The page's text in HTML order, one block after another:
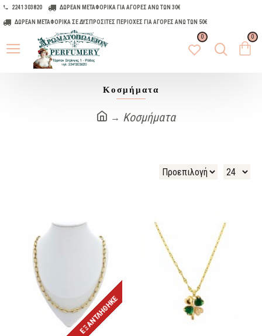
2241 303820 ΔΩΡΕΑΝ ΜΕΤΑΦΟΡΙΚΑ ΓΙΑ ΑΓΟΡΕΣ ΑΝΩ ΤΩΝ 30€
ΔΩΡΕΑΝ ΜΕΤΑΦΟΡΙΚΑ ΣΕ ΔΥΣΠΡΟΣΙΤΕΣ ΠΕΡΙΟΧΕΣ ΓΙΑ ΑΓΟΡΕΣ ΑΝΩ ΤΩΝ 50€
0 0
Κοσμήματα
Κοσμήματα
ΕΞΑΝΤΛΉΘΗΚΕ